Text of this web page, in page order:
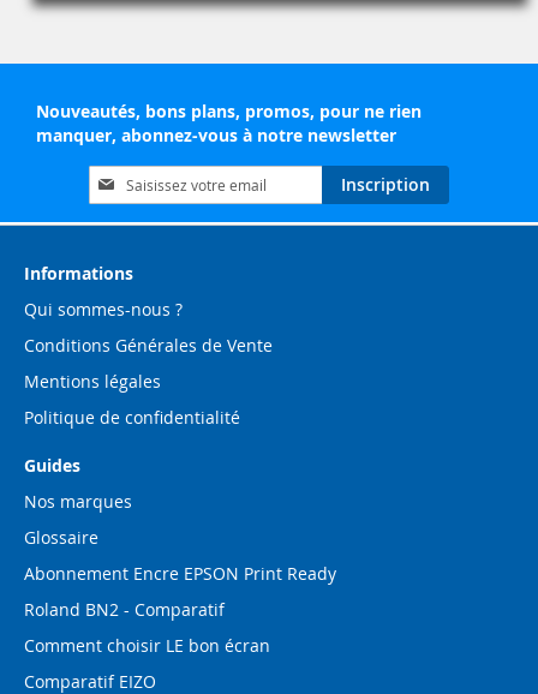
Nouveautés, bons plans, promos, pour ne rien
manquer, abonnez-vous à notre newsletter
Inscription
à
notre
d’information
Inscription
Informations
Qui sommes-nous ?
Conditions Générales de Vente
Mentions légales
Politique de confidentialité
Guides
Nos marques
Glossaire
Abonnement Encre EPSON Print Ready
Roland BN2 - Comparatif
Comment choisir LE bon écran
Comparatif EIZO